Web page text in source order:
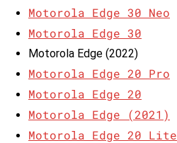
Motorola Edge 30 Neo
Motorola Edge 30
Motorola Edge (2022)
Motorola Edge 20 Pro
Motorola Edge 20
Motorola Edge (2021)
Motorola Edge 20 Lite